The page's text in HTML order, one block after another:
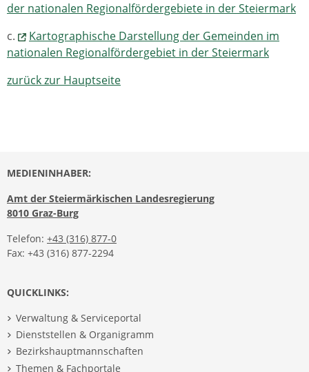
der nationalen Regionalfördergebiete in der Steiermark
c.
Kartographische Darstellung der Gemeinden im
nationalen Regionalfördergebiet in der Steiermark
zurück zur Hauptseite
MEDIENINHABER:
Amt der Steiermärkischen Landesregierung
8010 Graz-Burg
Telefon: +43 (316) 877-0
Fax: +43 (316) 877-2294
QUICKLINKS:
Verwaltung & Serviceportal
Dienststellen & Organigramm
Bezirkshauptmannschaften
Themen & Fachportale